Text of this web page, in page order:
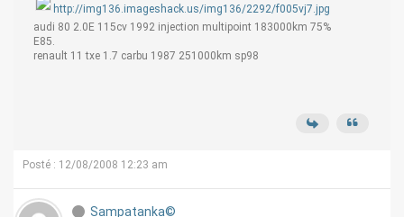
http://img136.imageshack.us/img136/2292/f005vj7.jpg
audi 80 2.0E 115cv 1992 injection multipoint 183000km 75%
E85.
renault 11 txe 1.7 carbu 1987 251000km sp98
Posté : 12/08/2008 12:23 am
Sampatanka©